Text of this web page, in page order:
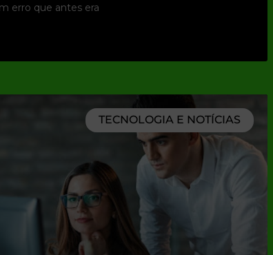
erro que antes era
TECNOLOGIA E NOTÍCIAS